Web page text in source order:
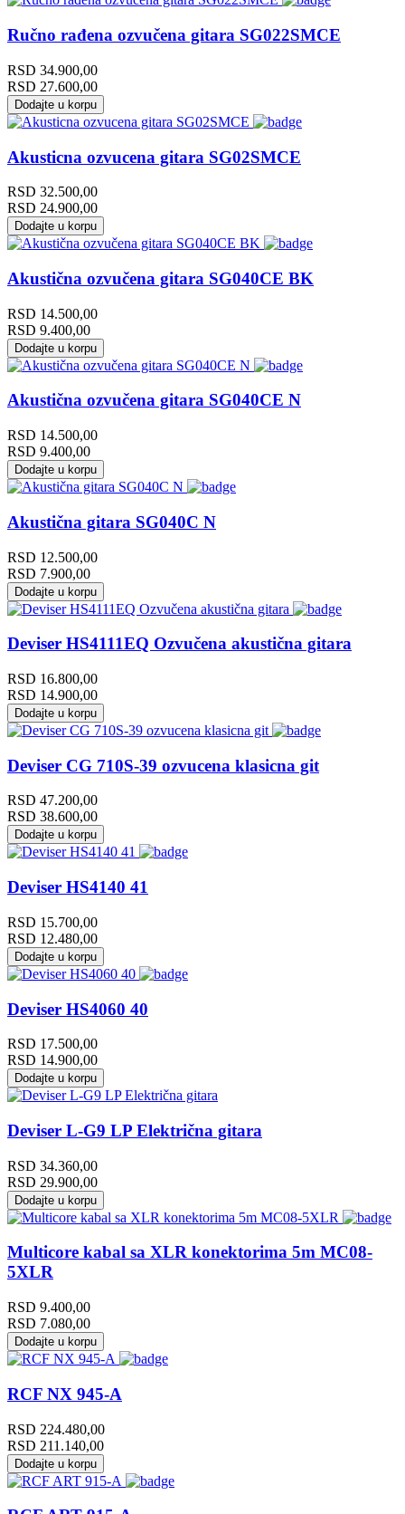
Ručno rađena ozvučena gitara SG022SMCE
RSD 34.900,00
RSD 27.600,00
Dodajte u korpu
Akusticna ozvucena gitara SG02SMCE
RSD 32.500,00
RSD 24.900,00
Dodajte u korpu
Akustična ozvučena gitara SG040CE BK
RSD 14.500,00
RSD 9.400,00
Dodajte u korpu
Akustična ozvučena gitara SG040CE N
RSD 14.500,00
RSD 9.400,00
Dodajte u korpu
Akustična gitara SG040C N
RSD 12.500,00
RSD 7.900,00
Dodajte u korpu
Deviser HS4111EQ Ozvučena akustična gitara
RSD 16.800,00
RSD 14.900,00
Dodajte u korpu
Deviser CG 710S-39 ozvucena klasicna git
RSD 47.200,00
RSD 38.600,00
Dodajte u korpu
Deviser HS4140 41
RSD 15.700,00
RSD 12.480,00
Dodajte u korpu
Deviser HS4060 40
RSD 17.500,00
RSD 14.900,00
Dodajte u korpu
Deviser L-G9 LP Električna gitara
RSD 34.360,00
RSD 29.900,00
Dodajte u korpu
Multicore kabal sa XLR konektorima 5m MC08-
5XLR
RSD 9.400,00
RSD 7.080,00
Dodajte u korpu
RCF NX 945-A
RSD 224.480,00
RSD 211.140,00
Dodajte u korpu